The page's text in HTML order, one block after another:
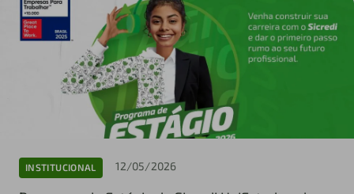
INSTITUCIONAL 12/05/2026